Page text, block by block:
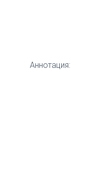
Аннотация: